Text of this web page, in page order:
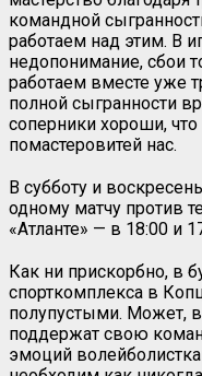
командной
работаем над этим. В
недопонимание, сбои
работаем вместе уже
полной сыгранности
соперники хороши,
помастеровитей нас.
В субботу и
одному матчу против
«Атланте» — в 18:00 и
Как ни прискорбно, в
спорткомплекса в
полупустыми. Может,
поддержат свою
эмоций